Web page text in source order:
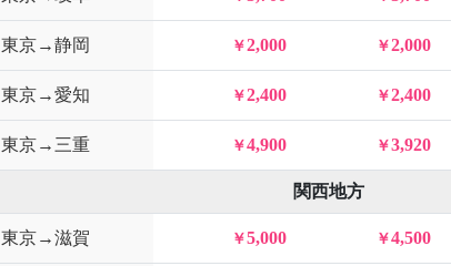
東京→静岡 2,000 2,000
東京→愛知 2,400 2,400
東京→三重 4,900 3,920
関西地方
東京→滋賀 5,000 4,500